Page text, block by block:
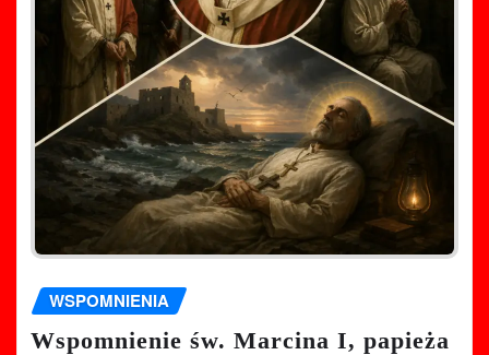
WSPOMNIENIA
Wspomnienie św. Marcina I, papieża